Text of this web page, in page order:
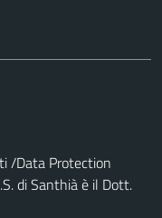
/Data Protection
di Santhià è il Dott.